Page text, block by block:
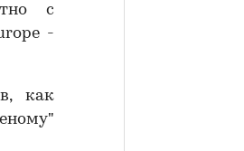
с
-
как